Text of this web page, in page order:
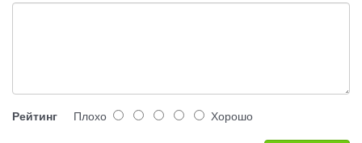
Рейтинг Плохо Хорошо